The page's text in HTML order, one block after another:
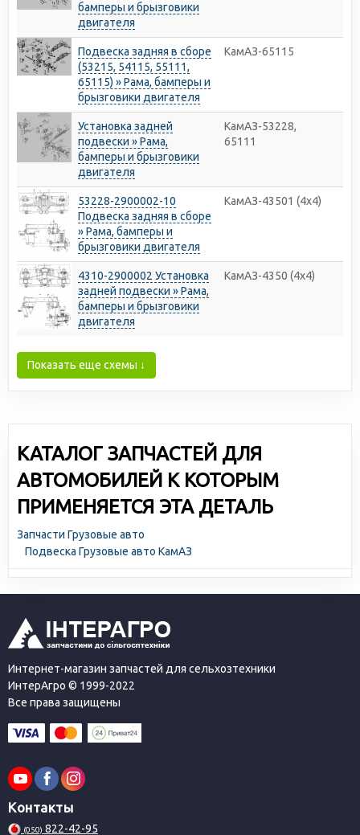
бамперы и брызговики
двигателя
Подвеска задняя в сборе
(53215, 54115, 55111,
65115) » Рама, бамперы и
брызговики двигателя
КамАЗ-65115
Установка задней
подвески » Рама,
бамперы и брызговики
двигателя
КамАЗ-53228,
65111
53228-2900002-10
Подвеска задняя в сборе
» Рама, бамперы и
брызговики двигателя
КамАЗ-43501 (4х4)
4310-2900002 Установка
задней подвески » Рама,
бамперы и брызговики
двигателя
КамАЗ-4350 (4х4)
Показать еще схемы ↓
КАТАЛОГ ЗАПЧАСТЕЙ ДЛЯ
АВТОМОБИЛЕЙ К КОТОРЫМ
ПРИМЕНЯЕТСЯ ЭТА ДЕТАЛЬ
Запчасти Грузовые авто
Подвеска Грузовые авто КамАЗ
Интернет-магазин запчастей для сельхозтехники
ИнтерАгро © 1999-2022
Все права защищены
Контакты
(050) 822-42-95